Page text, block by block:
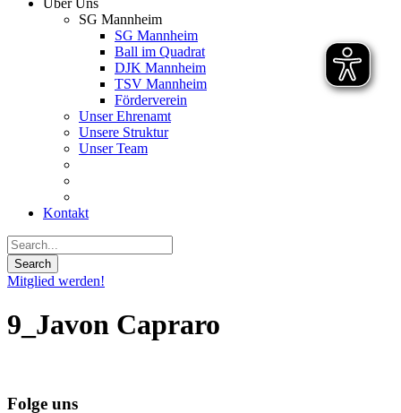
Über Uns
SG Mannheim
SG Mannheim
Ball im Quadrat
DJK Mannheim
TSV Mannheim
Förderverein
Unser Ehrenamt
Unsere Struktur
Unser Team
Kontakt
Mitglied werden!
9_Javon Capraro
Folge uns